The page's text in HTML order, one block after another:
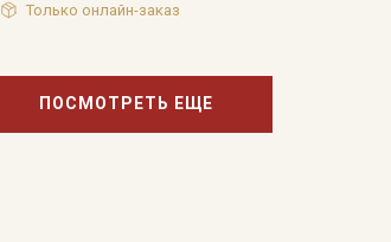
Только онлайн-заказ
ПОСМОТРЕТЬ ЕЩЕ